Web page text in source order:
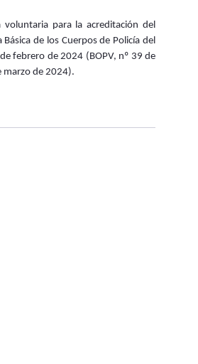
para la acreditación del
de los Cuerpos de Policía del
febrero de 2024 (BOPV, nº 39 de
marzo de 2024).